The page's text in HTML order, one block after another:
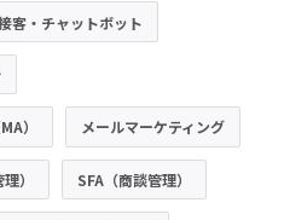
客・チャットボット
） メールマーケティング
） SFA（商談管理）